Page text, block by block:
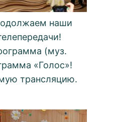
наши
(муз.
«Голос»!
трансляцию.